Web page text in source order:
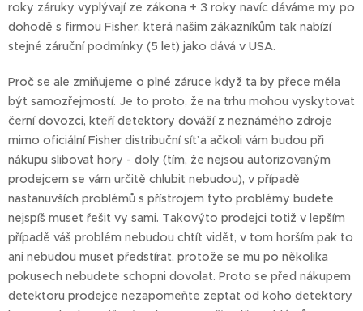
roky záruky vyplývají ze zákona + 3 roky navíc dáváme my po
dohodě s firmou Fisher, která našim zákazníkům tak nabízí
stejné záruční podmínky (5 let) jako dává v USA.
Proč se ale zmiňujeme o plné záruce když ta by přece měla
být samozřejmostí. Je to proto, že na trhu mohou vyskytovat
černí dovozci, kteří detektory dováží z neznámého zdroje
mimo oficiální Fisher distribuční síť a ačkoli vám budou při
nákupu slibovat hory - doly (tím, že nejsou autorizovaným
prodejcem se vám určitě chlubit nebudou), v případě
nastanuvších problémů s přístrojem tyto problémy budete
nejspíš muset řešit vy sami. Takovýto prodejci totiž v lepším
případě váš problém nebudou chtít vidět, v tom horším pak to
ani nebudou muset předstírat, protože se mu po několika
pokusech nebudete schopni dovolat. Proto se před nákupem
detektoru prodejce nezapomeňte zeptat od koho detektory